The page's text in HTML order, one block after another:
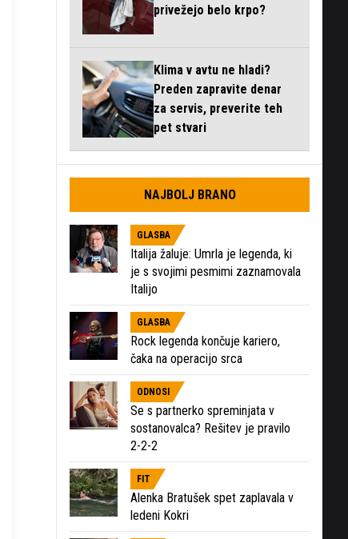
privežejo belo krpo?
Klima v avtu ne hladi?
Preden zapravite denar
za servis, preverite teh
pet stvari
NAJBOLJ BRANO
GLASBA
Italija žaluje: Umrla je legenda, ki
je s svojimi pesmimi zaznamovala
Italijo
GLASBA
Rock legenda končuje kariero,
čaka na operacijo srca
ODNOSI
Se s partnerko spreminjata v
sostanovalca? Rešitev je pravilo
2-2-2
FIT
Alenka Bratušek spet zaplavala v
ledeni Kokri